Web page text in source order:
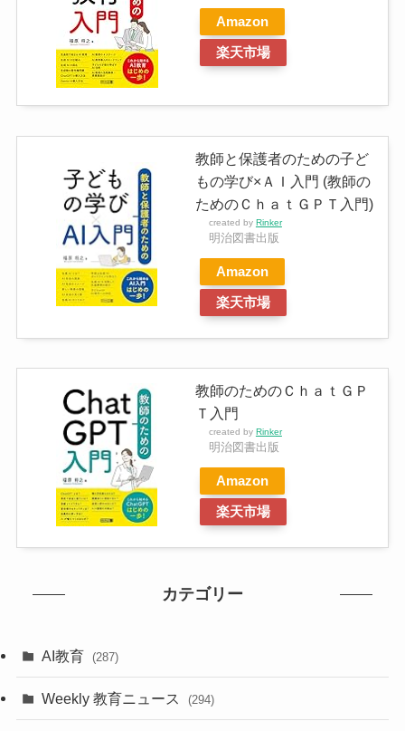
Amazon
楽天市場
教師と保護者のための子ど
もの学び×ＡＩ入門 (教師の
ためのＣｈａｔＧＰＴ入門)
created by Rinker
明治図書出版
Amazon
楽天市場
教師のためのＣｈａｔＧＰ
Ｔ入門
created by Rinker
明治図書出版
Amazon
楽天市場
カテゴリー
AI教育 (287)
Weekly 教育ニュース (294)